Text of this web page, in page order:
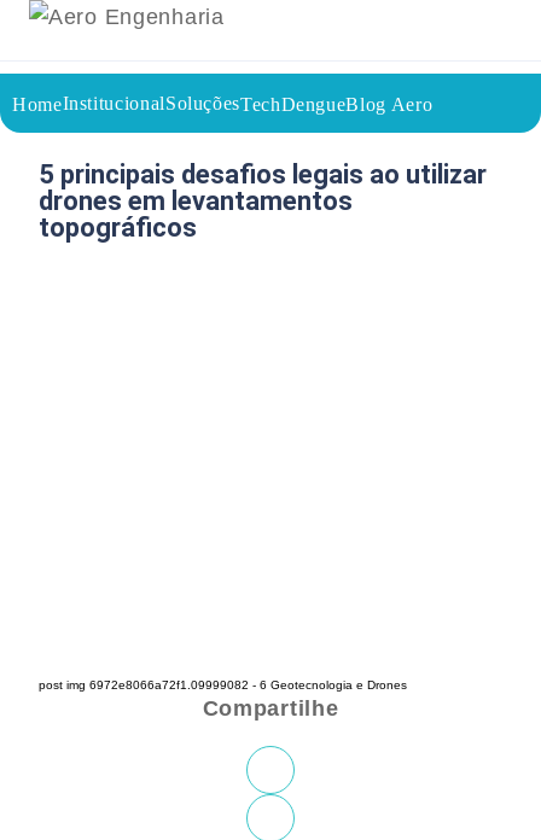
HomeInstitucionalSoluçõesTechDengueBlog Aero
18/05/2026
Voltar a página inicial do blog
5 principais desafios legais ao utilizar
drones em levantamentos
topográficos
post img 6972e8066a72f1.09999082 - 6 Geotecnologia e Drones
Compartilhe